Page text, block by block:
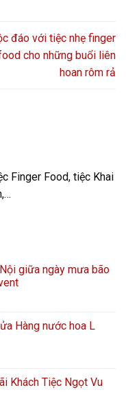
đáo với tiệc nhẹ finger
cho những buổi liên
hoan rôm rả
Finger Food, tiệc Khai
giữa ngày mưa bão
Hàng nước hoa L
Khách Tiệc Ngọt Vu